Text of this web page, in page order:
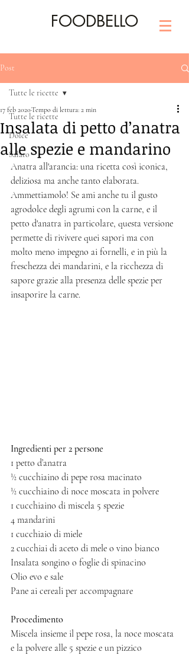
FOODBELLO
Post
Tutte le ricette
Dolce
Salato
Tutte le ricette
Insalata di petto d’anatra
alle spezie e mandarino
17 feb 2020Tempo di lettura: 2 min
Anatra all'arancia: una ricetta così iconica,
deliziosa ma anche tanto elaborata.
Ammettiamolo! Se ami anche tu il gusto
agrodolce degli agrumi con la carne, e il
petto d'anatra in particolare, questa versione
permette di rivivere quei sapori ma con
molto meno impegno ai fornelli, e in più la
freschezza dei mandarini, e la ricchezza di
sapore grazie alla presenza delle spezie per
insaporire la carne.
Ingredienti per 2 persone
1 petto d’anatra
½ cucchiaino di pepe rosa macinato
½ cucchiaino di noce moscata in polvere
1 cucchiaino di miscela 5 spezie
4 mandarini
1 cucchiaio di miele
2 cucchiai di aceto di mele o vino bianco
Insalata songino o foglie di spinacino
Olio evo e sale
Pane ai cereali per accompagnare
Procedimento
Miscela insieme il pepe rosa, la noce moscata
e la polvere alle 5 spezie e un pizzico